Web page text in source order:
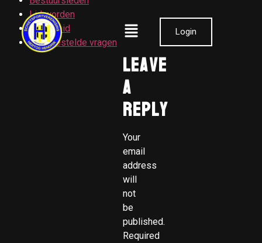
Login
Lid worden
Veiligheid
Veel gestelde vragen
Leave
a
Reply
Your
email
address
will
not
be
published.
Required